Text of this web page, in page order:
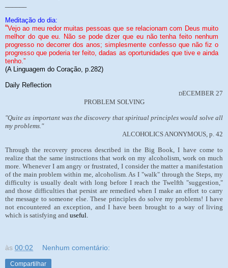
Meditação do dia:
“Vejo ao meu redor muitas pessoas que se relacionam com Deus muito
melhor do que eu. Não se pode dizer que eu não tenha feito nenhum
progresso no decorrer dos anos; simplesmente confesso que não fiz o
progresso que poderia ter feito, dadas as oportunidades que tive e ainda
tenho.”
(A Linguagem do Coração, p.282)
Daily Reflection
DECEMBER 27
PROBLEM SOLVING
"Quite as important was the discovery that spiritual principles would solve all
my problems."
ALCOHOLICS ANONYMOUS, p. 42
Through the recovery process described in the Big Book, I have come to
realize that the same instructions that work on my alcoholism, work on much
more. Whenever I am angry or frustrated, I consider the matter a manifestation
of the main problem within me, alcoholism. As I "walk" through the Steps, my
difficulty is usually dealt with long before I reach the Twelfth "suggestion,"
and those difficulties that persist are remedied when I make an effort to carry
the message to someone else. These principles do solve my problems! I have
not encountered an exception, and I have been brought to a way of living
which is satisfying and useful.
às 00:02 Nenhum comentário:
Compartilhar